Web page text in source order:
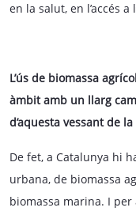
en la salut, en l’accés a
L’ús de biomassa
àmbit amb un llarg
d’aquesta vessant de
De fet, a Catalunya hi
urbana, de biomassa
biomassa marina. I